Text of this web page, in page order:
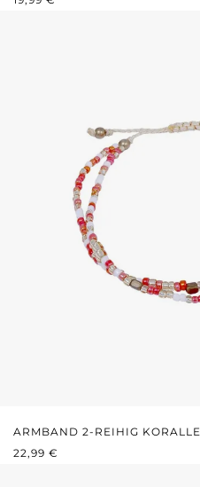
ARMBAND 2-REIHIG KORALLE
REGULÄRER PREIS:
22,99 €